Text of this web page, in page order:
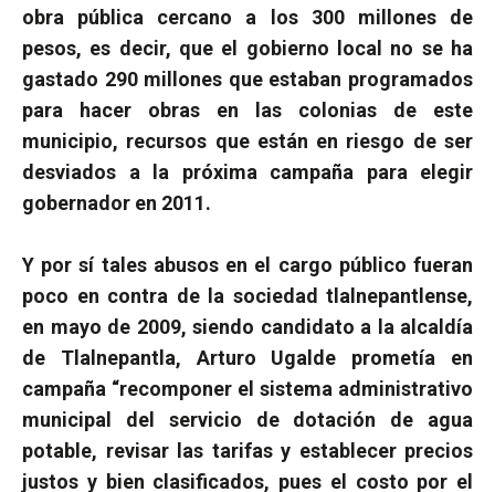
obra pública cercano a los 300 millones de
pesos, es decir, que el gobierno local no se ha
gastado 290 millones que estaban programados
para hacer obras en las colonias de este
municipio, recursos que están en riesgo de ser
desviados a la próxima campaña para elegir
gobernador en 2011.
Y por sí tales abusos en el cargo público fueran
poco en contra de la sociedad tlalnepantlense,
en mayo de 2009, siendo candidato a la alcaldía
de Tlalnepantla, Arturo Ugalde prometía en
campaña “recomponer el sistema administrativo
municipal del servicio de dotación de agua
potable, revisar las tarifas y establecer precios
justos y bien clasificados, pues el costo por el